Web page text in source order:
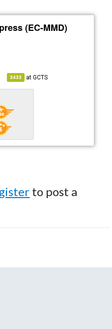
(EC-MMD)
3433 atGCTS
to post a